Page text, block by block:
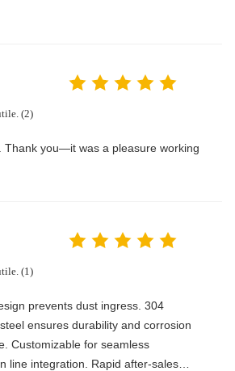
(2)
Thank you—it was a pleasure working
(1)
prevents dust ingress. 304
ensures durability and corrosion
Customizable for seamless
line integration. Rapid after-sales